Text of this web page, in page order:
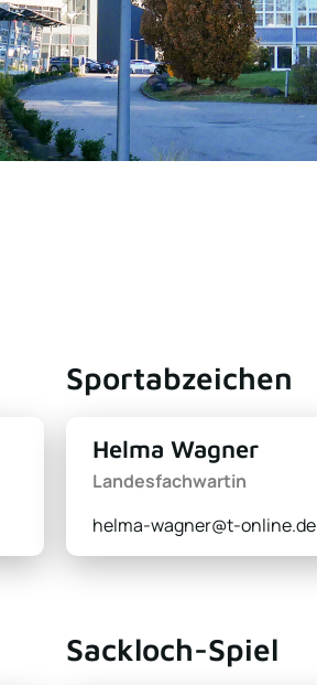
Sportabzeichen
Helma Wagner
Landesfachwartin
helma-wagner@t-online.de
Sackloch-Spiel